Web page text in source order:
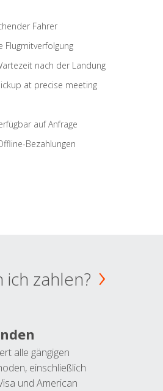
Fahrer
Flugmitverfolgung
nach der Landung
at precise meeting
auf Anfrage
Bezahlungen
ich zahlen?
alle gängigen
einschließlich
und American